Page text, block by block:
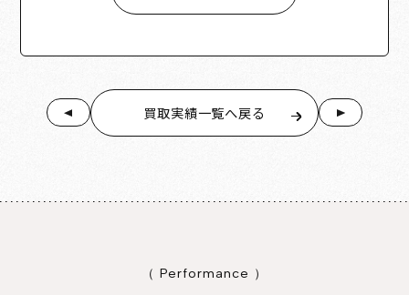
買取実績一覧へ戻る
（ Performance ）